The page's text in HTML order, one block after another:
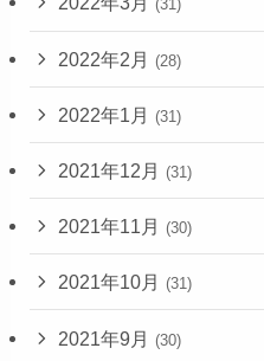
(31)
2022年2月 (28)
2022年1月 (31)
2021年12月 (31)
2021年11月 (30)
2021年10月 (31)
2021年9月 (30)